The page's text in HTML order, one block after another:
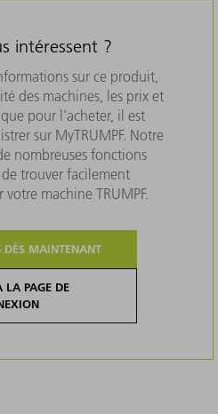
intéressent ?
sur ce produit,
des machines, les prix et
pour l'acheter, il est
sur MyTRUMPF. Notre
nombreuses fonctions
trouver facilement
machine TRUMPF.
DÈS MAINTENANT
LA PAGE DE